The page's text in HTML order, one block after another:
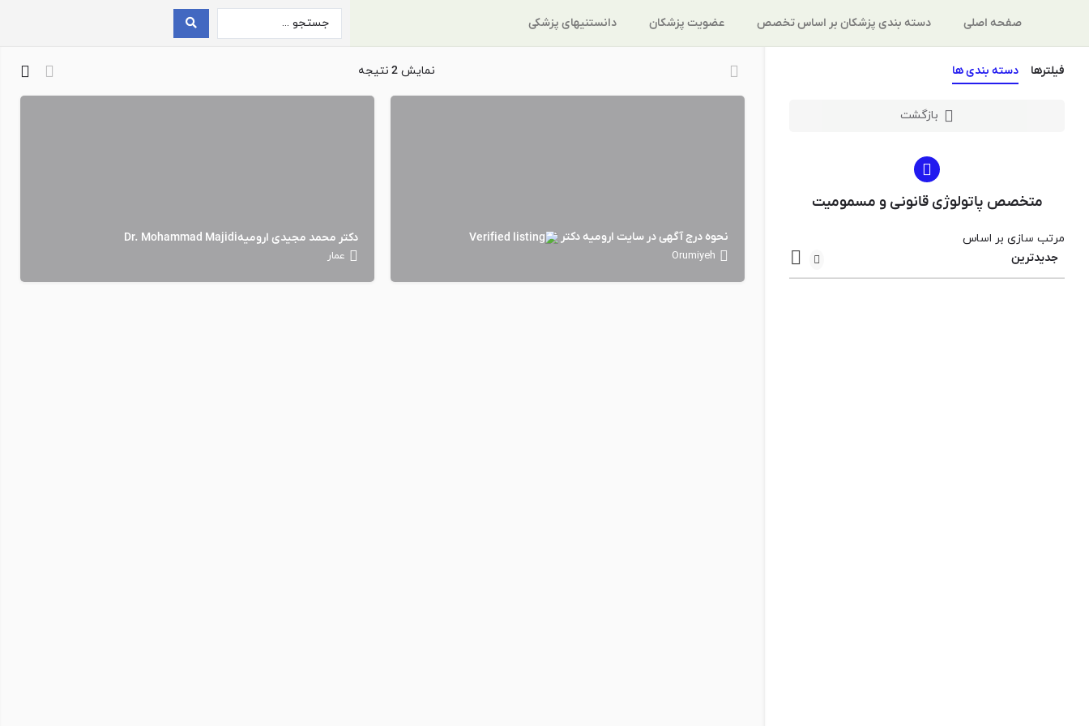
صفحه اصلی دسته بندی پزشکان بر اساس تخصص عضویت پزشکان دانستنیهای پزشکی
فیلترها دسته بندی ها
بازگشت
متخصص پاتولوژى قانونى و مسموميت
جدیدترین
مرتب سازی بر اساس
نمایش 2 نتيجه
نحوه درج آگهی در سایت ارومیه دکتر
Orumiyeh
دکتر محمد مجیدی ارومیهDr. Mohammad Majidi
عمار
−